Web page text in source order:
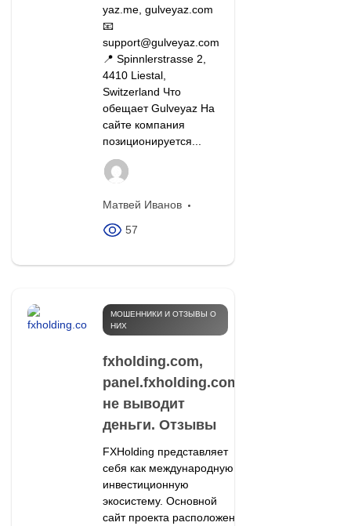
yaz.me, gulveyaz.com
📧
support@gulveyaz.com
📍 Spinnlerstrasse 2,
4410 Liestal,
Switzerland Что
обещает Gulveyaz На
сайте компания
позиционируется...
Матвей Иванов
57
МОШЕННИКИ И ОТЗЫВЫ О
НИХ
fxholding.com,
panel.fxholding.com
не выводит
деньги. Отзывы
FXHolding представляет
себя как международную
инвестиционную
экосистему. Основной
сайт проекта расположен